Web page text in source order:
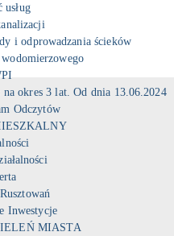
usług
i odprowadzania ścieków
wodomierzowego
okres 3 lat. Od dnia 13.06.2024
Odczytów
Inwestycje
MIASTA